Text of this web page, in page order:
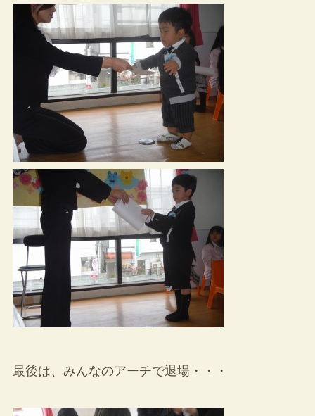
最後は、みんなのアーチで退場・・・